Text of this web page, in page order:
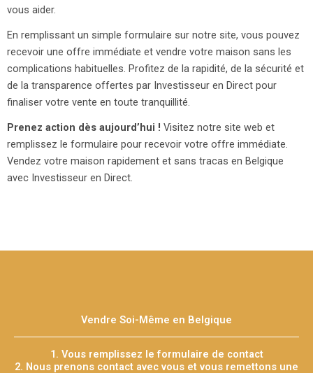
vous aider.
En remplissant un simple formulaire sur notre site, vous pouvez
recevoir une offre immédiate et vendre votre maison sans les
complications habituelles. Profitez de la rapidité, de la sécurité et
de la transparence offertes par Investisseur en Direct pour
finaliser votre vente en toute tranquillité.
Prenez action dès aujourd’hui ! Visitez notre site web et
remplissez le formulaire pour recevoir votre offre immédiate.
Vendez votre maison rapidement et sans tracas en Belgique
avec Investisseur en Direct.
Vendre Soi-Même en Belgique
1. Vous remplissez le formulaire de contact
2. Nous prenons contact avec vous et vous remettons une